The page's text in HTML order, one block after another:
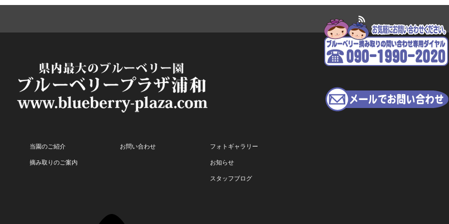
当園のご紹介
摘み取りのご案内
お問い合わせ フォトギャラリー
お知らせ
スタッフブログ